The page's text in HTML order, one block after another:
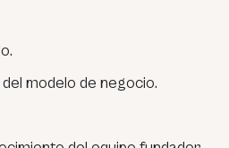
modelo de negocio.